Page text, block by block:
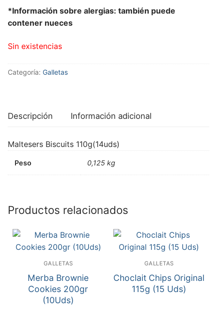
*Información sobre alergias: también puede
contener nueces
Sin existencias
Categoría: Galletas
Descripción Información adicional
Maltesers Biscuits 110g(14uds)
Peso 0,125 kg
Productos relacionados
GALLETAS
Merba Brownie
Cookies 200gr
(10Uds)
GALLETAS
Choclait Chips Original
115g (15 Uds)